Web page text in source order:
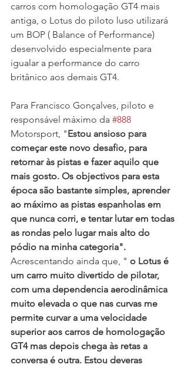
carros com homologação GT4 mais
antiga, o Lotus do piloto luso utilizará
um BOP ( Balance of Performance)
desenvolvido especialmente para
igualar a performance do carro
britânico aos demais GT4.
Para Francisco Gonçalves, piloto e
responsável máximo da #888
Motorsport, "Estou ansioso para
começar este novo desafio, para
retornar às pistas e fazer aquilo que
mais gosto. Os objectivos para esta
época são bastante simples, aprender
ao máximo as pistas espanholas em
que nunca corri, e tentar lutar em todas
as rondas pelo lugar mais alto do
pódio na minha categoria".
Acrescentando ainda que, " o Lotus é
um carro muito divertido de pilotar,
com uma dependencia aerodinâmica
muito elevada o que nas curvas me
permite curvar a uma velocidade
superior aos carros de homologação
GT4 mas depois chega às retas a
conversa é outra. Estou deveras